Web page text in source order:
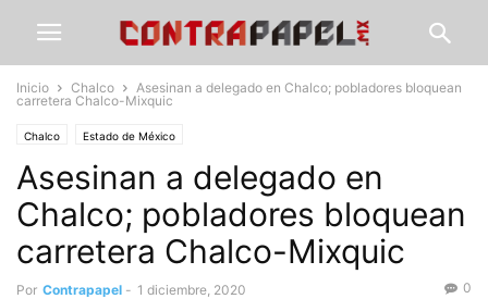
Inicio Chalco
Asesinan a delegado en Chalco; pobladores bloquean
carretera Chalco-Mixquic
Chalco Estado de México
Asesinan a delegado en
Chalco; pobladores bloquean
carretera Chalco-Mixquic
Por Contrapapel - 1 diciembre, 2020 0